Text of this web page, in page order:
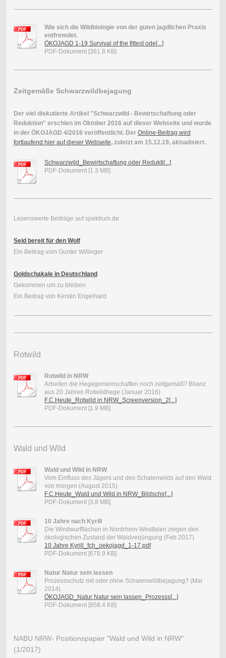
Wie sich die Wildbiologie von der guten jagdlichen Praxis
entfremdet.
ÖKOJAGD 1-19 Survival of the fittest ode[...]
PDF-Dokument [361.8 KB]
Zeitgemäße Schwarzwildbejagung
Der viel diskutierte Artikel "Schwarzwild - Bewirtschaftung oder
Reduktion" erschien im Oktober 2016 auf dieser Webseite und wurde
in der ÖKOJAGD 4/2016 veröffentlicht. Der Online-Beitrag wird
fortlaufend hier auf dieser Webseite, zuletzt am 15.12.19, aktualisiert.
Schwarzwild_Bewirtschaftung oder Redukti[...]
PDF-Dokument [1.3 MB]
Lesenswerte Beiträge auf spektrum.de:
Seid bereit für den Wolf
Ein Beitrag vom Gunter Willinger
Goldschakale in Deutschland
Gekommen um zu bleiben
Ein Beitrag von Kerstin Engelhard
Rotwild
Rotwild in NRW
Arbeiten die Hegegemeinschaften noch zeitgemäß? Bilanz
aus 20 Jahren Rotwildhege (Januar 2016)
F.C.Heute_Rotwild in NRW_Screenversion_2[...]
PDF-Dokument [1.9 MB]
Wald und Wild
Wald und Wild in NRW
Vom Einfluss des Jägers und des Schalenwilds auf den Wald
von morgen (August 2015)
F.C.Heute_Wald und Wild in NRW_Bildschir[...]
PDF-Dokument [3.8 MB]
10 Jahre nach Kyrill
Die Windwurfﬂächen in Nordrhein-Westfalen zeigen den
ökologischen Zustand der Waldverjüngung (Feb 2017)
10 Jahre Kyrill_fch_oekojagd_1-17.pdf
PDF-Dokument [678.9 KB]
Natur Natur sein lassen
Prozessschutz mit oder ohne Schalenwildbejagung? (Mai
2014)
ÖKOJAGD_Natur Natur sein lassen_Prozesss[...]
PDF-Dokument [858.4 KB]
NABU NRW- Positionspapier "Wald und Wild in NRW"
(1/2017)